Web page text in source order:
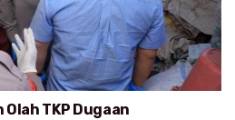
TKP Dugaan